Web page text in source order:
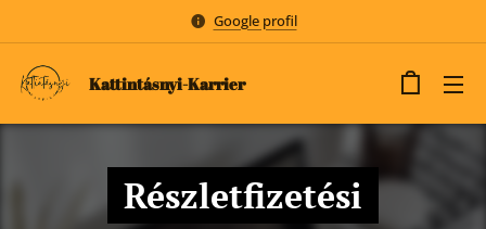
Google profil
Kattintásnyi-Karrier
Részletfizetési